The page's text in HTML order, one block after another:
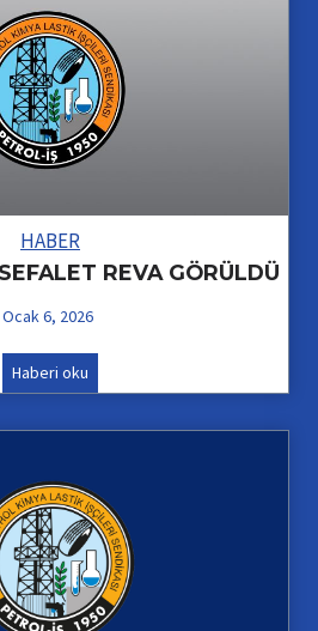
HABER
REVA GÖRÜLDÜ
Ocak 6, 2026
Haberi oku
M
E
L
İ
Y
E
Y